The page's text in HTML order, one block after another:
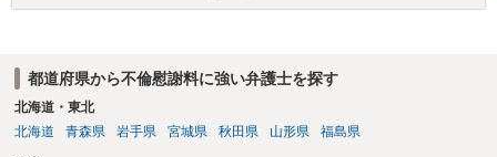
することはできません。質問６は可能です。質問７は不貞行為の写真
都道府県から不倫慰謝料に強い弁護士を探す
北海道・東北
北海道
青森県 岩手県 宮城県 秋田県 山形県 福島県